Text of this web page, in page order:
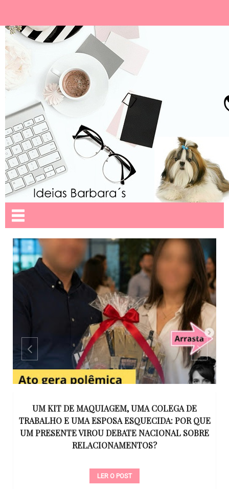
UM KIT DE MAQUIAGEM, UMA COLEGA DE
TRABALHO E UMA ESPOSA ESQUECIDA: POR QUE
UM PRESENTE VIROU DEBATE NACIONAL SOBRE
RELACIONAMENTOS?
LER O POST